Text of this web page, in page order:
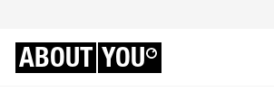
ABOUT YOU